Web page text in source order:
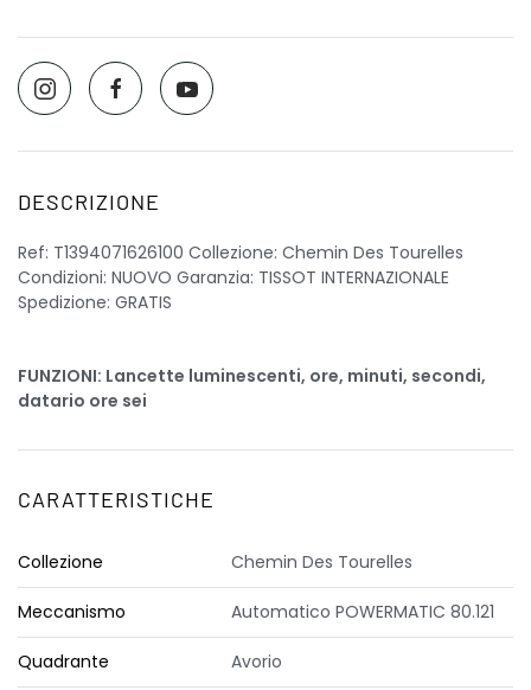
DESCRIZIONE
Ref: T1394071626100 Collezione: Chemin Des Tourelles
Condizioni: NUOVO Garanzia: TISSOT INTERNAZIONALE
Spedizione: GRATIS
FUNZIONI: Lancette luminescenti, ore, minuti, secondi,
datario ore sei
CARATTERISTICHE
Collezione Chemin Des Tourelles
Meccanismo Automatico POWERMATIC 80.121
Quadrante Avorio